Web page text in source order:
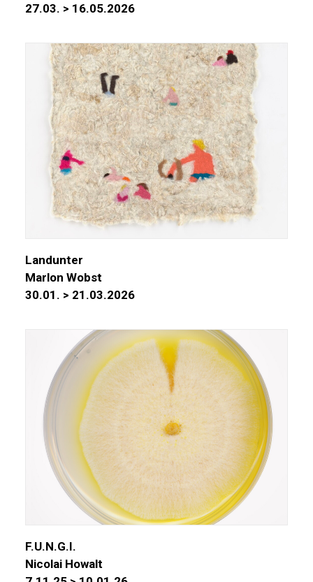
27.03. > 16.05.2026
Landunter
Marlon Wobst
30.01. > 21.03.2026
F.U.N.G.I.
Nicolai Howalt